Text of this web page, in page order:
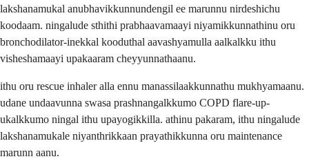
lakshanamukal anubhavikkunnundengil ee marunnu nirdeshichu
koodaam. ningalude sthithi prabhaavamaayi niyamikkunnathinu oru
bronchodilator-inekkal kooduthal aavashyamulla aalkalkku ithu
visheshamaayi upakaaram cheyyunnathaanu.
ithu oru rescue inhaler alla ennu manassilaakkunnathu mukhyamaanu.
udane undaavunna swasa prashnangalkkumo COPD flare-up-
ukalkkumo ningal ithu upayogikkilla. athinu pakaram, ithu ningalude
lakshanamukale niyanthrikkaan prayathikkunna oru maintenance
marunn aanu.